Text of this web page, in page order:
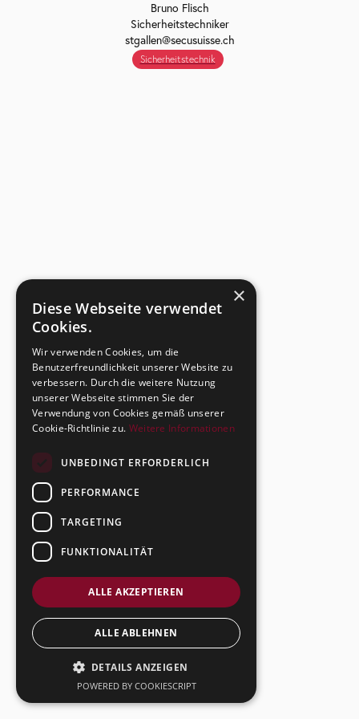
Bruno Flisch
Sicherheitstechniker
stgallen@secusuisse.ch
Sicherheitstechnik
×
Diese Webseite verwendet
Cookies.
Wir verwenden Cookies, um die
Benutzerfreundlichkeit unserer Website zu
verbessern. Durch die weitere Nutzung
unserer Webseite stimmen Sie der
Verwendung von Cookies gemäß unserer
Cookie-Richtlinie zu. Weitere Informationen
UNBEDINGT ERFORDERLICH
PERFORMANCE
TARGETING
FUNKTIONALITÄT
ALLE AKZEPTIEREN
ALLE ABLEHNEN
DETAILS ANZEIGEN
POWERED BY COOKIESCRIPT